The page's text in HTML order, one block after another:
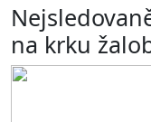
na krku